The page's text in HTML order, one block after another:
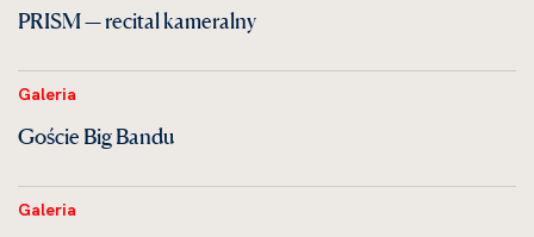
PRISM — recital kameralny
Galeria
Goście Big Bandu
Galeria